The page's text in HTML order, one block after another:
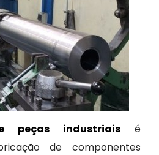
peças industriais é
de componentes